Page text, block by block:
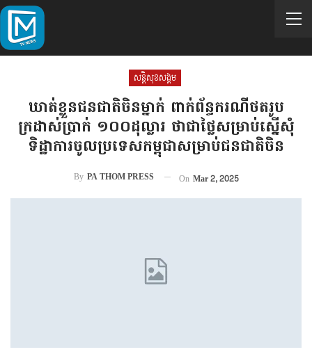
សន្តិសុខសង្គម
ឃាត់ខ្លួនជនជាតិចិនម្នាក់ ពាក់ព័ន្ធករណីថតរូប
ក្រដាស់ប្រាក់ ១០០ដុល្លារ ថាជាថ្លៃសម្រាប់ស្នើសុំ
ទិដ្ឋាការចូលប្រទេសកម្ពុជាសម្រាប់ជនជាតិចិន
By PA THOM PRESS On Mar 2, 2025